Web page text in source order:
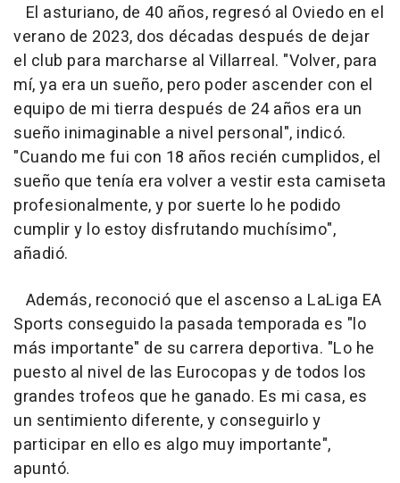
El asturiano, de 40 años, regresó al Oviedo en el
verano de 2023, dos décadas después de dejar
el club para marcharse al Villarreal. "Volver, para
mí, ya era un sueño, pero poder ascender con el
equipo de mi tierra después de 24 años era un
sueño inimaginable a nivel personal", indicó.
"Cuando me fui con 18 años recién cumplidos, el
sueño que tenía era volver a vestir esta camiseta
profesionalmente, y por suerte lo he podido
cumplir y lo estoy disfrutando muchísimo",
añadió.
Además, reconoció que el ascenso a LaLiga EA
Sports conseguido la pasada temporada es "lo
más importante" de su carrera deportiva. "Lo he
puesto al nivel de las Eurocopas y de todos los
grandes trofeos que he ganado. Es mi casa, es
un sentimiento diferente, y conseguirlo y
participar en ello es algo muy importante",
apuntó.